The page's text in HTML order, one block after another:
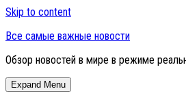
Skip to content
Все самые важные новости
Обзор новостей в мире в режиме
Expand Menu